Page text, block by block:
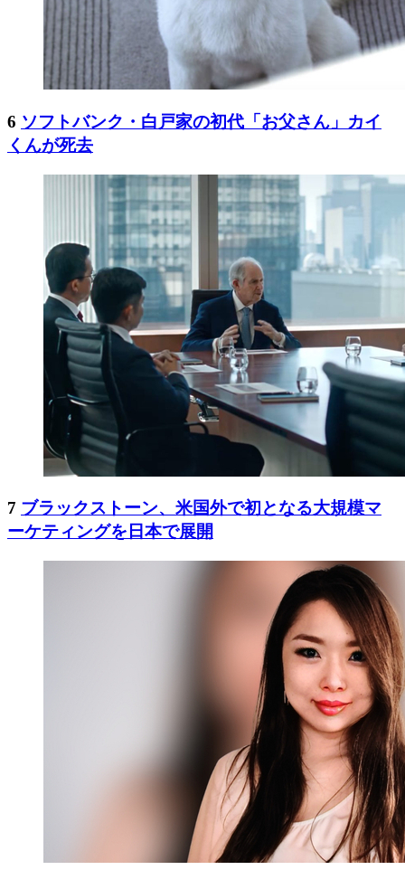
6 ソフトバンク・白戸家の初代「お父さん」カイ
くんが死去
7 ブラックストーン、米国外で初となる大規模マ
ーケティングを日本で展開